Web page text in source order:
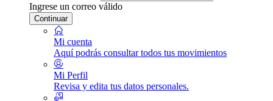
Ingrese un correo válido
Continuar
Mi cuenta
Aquí podrás consultar todos tus movimientos
Mi Perfil
Revisa y edita tus datos personales.